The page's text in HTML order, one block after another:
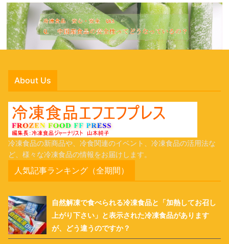
About Us
冷凍食品の新商品や、冷食関連のイベント、冷凍食品の活用法な
ど、様々な冷凍食品の情報をお届けします。
人気記事ランキング（全期間）
自然解凍で食べられる冷凍食品と「加熱してお召し
上がり下さい」と表示された冷凍食品があります
が、どう違うのですか？